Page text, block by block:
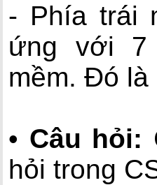
- Phía trái
ứng với 7
mềm. Đó
• Câu hỏi:
hỏi trong